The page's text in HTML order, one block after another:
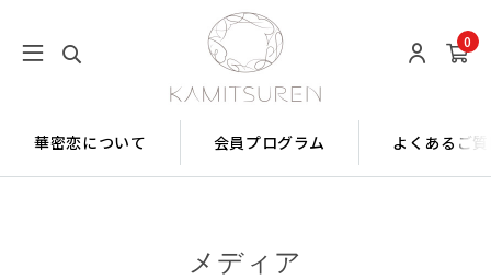
0
華密恋について 会員プログラム よくあるご
メディア